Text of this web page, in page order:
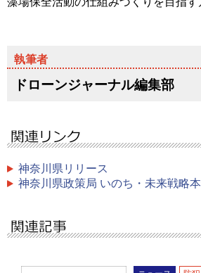
ドローンジャーナル編集部
神奈川県リリース
神奈川県政策局 いのち・未来戦略